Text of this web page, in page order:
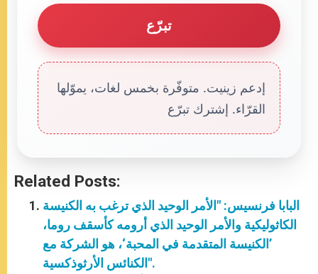
تبرّع
إدعم زينيت. متوفّرة بخمس لغات، يموّلها
القرّاء. إشترك تبرّع
Related Posts:
البابا فرنسيس: "الأمر الوحيد الذي ترغب به الكنيسة
الكاثوليكية والأمر الوحيد الذي أرومه كأسقف روما،
’الكنيسة المتقدمة في المحبة‘، هو الشركة مع
الكنائس الأرثوذكسية".